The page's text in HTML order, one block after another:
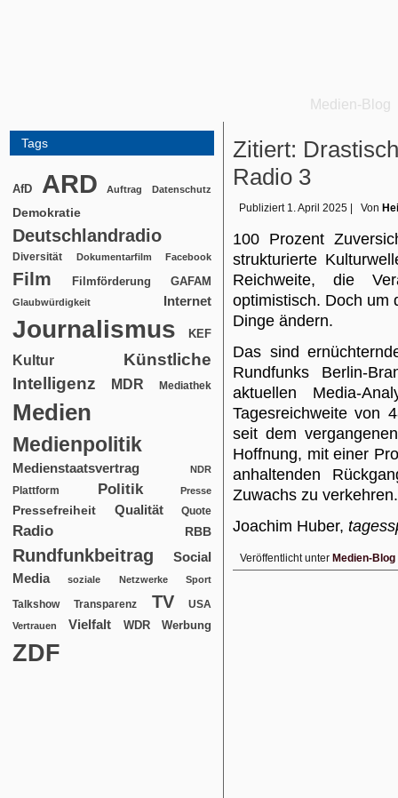
Medien-Blog
Tags
AfD ARD Auftrag Datenschutz
Demokratie
Deutschlandradio
Diversität Dokumentarfilm Facebook
Film Filmförderung GAFAM
Glaubwürdigkeit Internet
Journalismus KEF
Kultur
Künstliche
Intelligenz
MDR Mediathek
Medien
Medienpolitik
Medienstaatsvertrag NDR
Plattform Politik Presse
Pressefreiheit Qualität Quote
Radio RBB
Rundfunkbeitrag
Social
Media
soziale Netzwerke Sport
Talkshow Transparenz TV USA
Vertrauen Vielfalt WDR Werbung
ZDF
Zitiert:
Radio 3
Publiziert 1. April 2025 Von
100 Prozent
strukturierte
Reichweite, die
optimistisch. Doch um
Dinge ändern.
Das sind
Rundfunks Berlin-
aktuellen Media-
Tagesreichweite von
seit dem
Hoffnung, mit einer
anhaltenden
Zuwachs zu verkehren.
Joachim Huber,
Veröffentlicht unter Medien-Blog